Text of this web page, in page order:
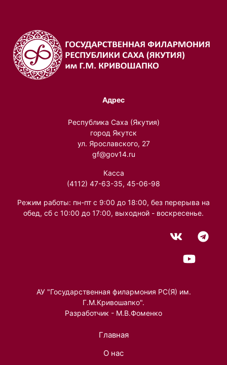
Адрес
Республика Саха (Якутия)
город Якутск
ул. Ярославского, 27
gf@gov14.ru
Касса
(4112) 47-63-35, 45-06-98
Режим работы: пн-пт с 9:00 до 18:00, без перерыва на
обед, сб с 10:00 до 17:00, выходной - воскресенье.
АУ "Государственная филармония РС(Я) им.
Г.М.Кривошапко".
Разработчик - М.В.Фоменко
Главная
О нас